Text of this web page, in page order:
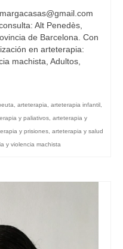
Alt Penedès,
de Barcelona. Con
en arteterapia:
machista, Adultos,
arteterapia arteterapia infantil
y paliativos arteterapia y
y prisiones arteterapia y salud
y violencia machista